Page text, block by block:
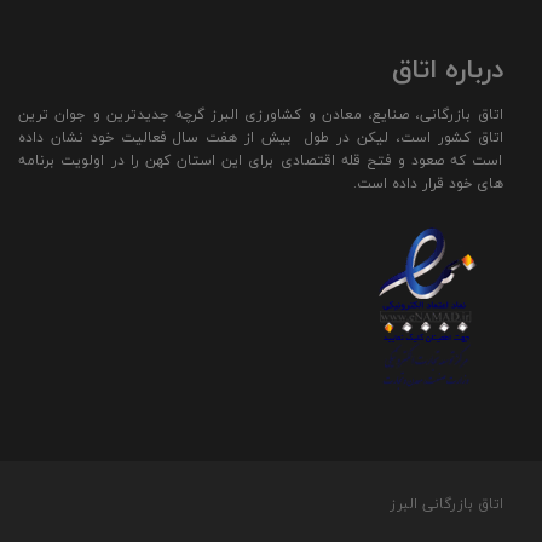
درباره اتاق
اتاق بازرگانی، صنایع، معادن و کشاورزی البرز گرچه جدیدترین و جوان ترین
اتاق کشور است، لیکن در طول بیش از هفت سال فعالیت خود نشان داده
است که صعود و فتح قله اقتصادی برای این استان کهن را در اولویت برنامه
های خود قرار داده است.
اتاق بازرگانی البرز